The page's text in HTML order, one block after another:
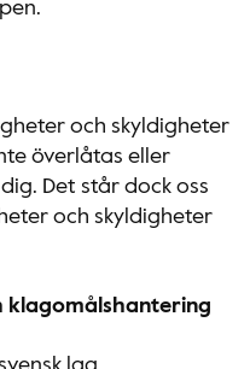
och skyldigheter
överlåtas eller
Det står dock oss
och skyldigheter
klagomålshantering